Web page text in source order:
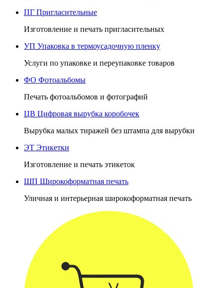
ПГ Пригласительные
Изготовление и печать пригласительных
УП Упаковка в термоусадочную пленку
Услуги по упаковке и переупаковке товаров
ФО Фотоальбомы
Печать фотоальбомов и фотографий
ЦВ Цифровая вырубка коробочек
Вырубка малых тиражей без штампа для вырубки
ЭТ Этикетки
Изготовление и печать этикеток
ШП Широкоформатная печать
Уличная и интерьерная широкоформатная печать